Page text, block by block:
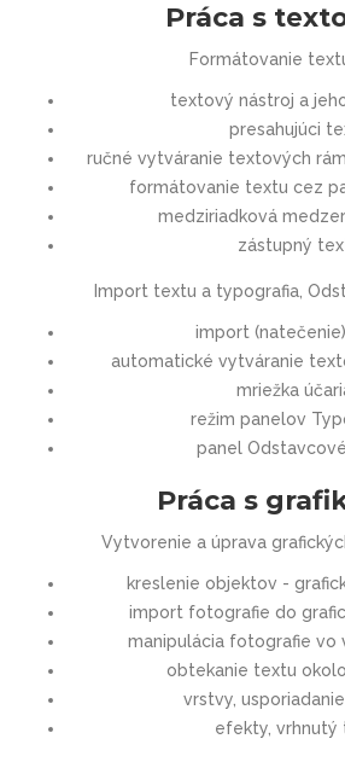
Práca s
Formátovanie
textový nástroj a
presahujúci
ručné vytváranie textových
formátovanie textu cez
medziriadková
zástupný
Import textu a typografia,
import
automatické vytváranie
mriežka
režim panelov
panel
Práca s
Vytvorenie a úprava
kreslenie objektov -
import fotografie do
manipulácia fotografie vo
obtekanie textu
vrstvy,
efekty, vrhnutý